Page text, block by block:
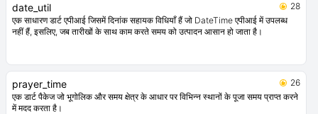
date_util
28
एक साधारण डार्ट एपीआई जिसमें दिनांक सहायक विधियाँ हैं जो DateTime एपीआई में उपलब्ध
नहीं हैं, इसलिए, जब तारीखों के साथ काम करते समय को उत्पादन आसान हो जाता है।
prayer_time
26
एक डार्ट पैकेज जो भूगोलिक और समय क्षेत्र के आधार पर विभिन्न स्थानों के पूजा समय प्राप्त करने
में मदद करता है।